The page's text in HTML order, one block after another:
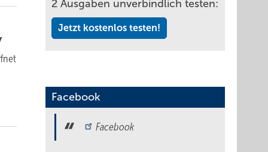
2 Ausgaben unverbindlich testen:
Jetzt kostenlos testen!
Facebook
Facebook